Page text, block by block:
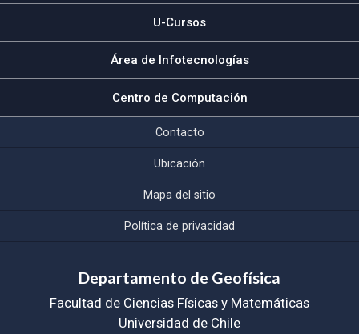
U-Cursos
Área de Infotecnologías
Centro de Computación
Contacto
Ubicación
Mapa del sitio
Política de privacidad
Departamento de Geofísica
Facultad de Ciencias Físicas y Matemáticas
Universidad de Chile